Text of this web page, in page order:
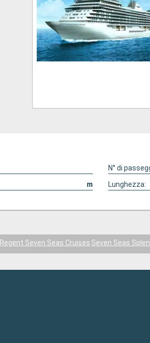
N° di
m Lunghezza:
Regent Seven Seas Cruises Seven Seas